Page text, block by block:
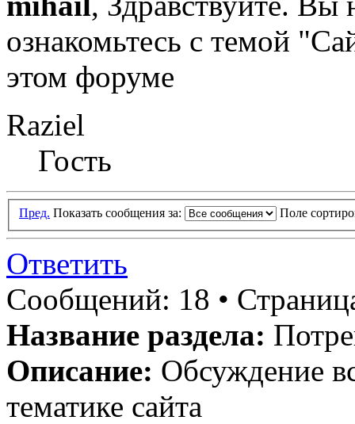
ознакомьтесь с темой
этом форуме
Raziel
Гость
Пред. Показать сообщения за: Поле
Ответить
Сообщений: 18 •
Название раздела:
Описание: Обсуждение
тематике сайта